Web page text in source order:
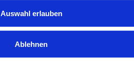
Auswahl erlauben
Ablehnen